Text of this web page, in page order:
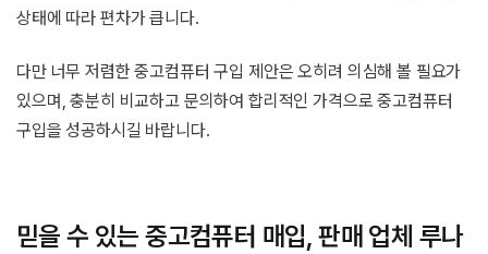
상태에 따라 편차가 큽니다.
다만 너무 저렴한 중고컴퓨터 구입 제안은 오히려 의심해 볼 필요가
있으며, 충분히 비교하고 문의하여 합리적인 가격으로 중고컴퓨터
구입을 성공하시길 바랍니다.
믿을 수 있는 중고컴퓨터 매입, 판매 업체 루나